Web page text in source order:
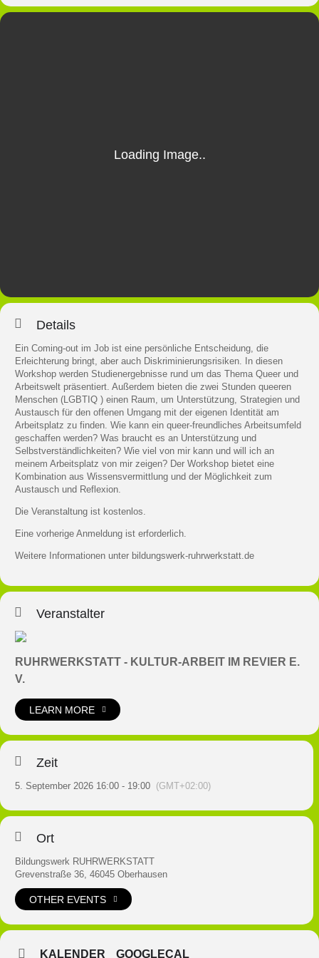
Details
Ein Coming-out im Job ist eine persönliche Entscheidung, die
Erleichterung bringt, aber auch Diskriminierungsrisiken. In diesen
Workshop werden Studienergebnisse rund um das Thema Queer und
Arbeitswelt präsentiert. Außerdem bieten die zwei Stunden queeren
Menschen (LGBTIQ ) einen Raum, um Unterstützung, Strategien und
Austausch für den offenen Umgang mit der eigenen Identität am
Arbeitsplatz zu finden. Wie kann ein queer-freundliches Arbeitsumfeld
geschaffen werden? Was braucht es an Unterstützung und
Selbstverständlichkeiten? Wie viel von mir kann und will ich an
meinem Arbeitsplatz von mir zeigen? Der Workshop bietet eine
Kombination aus Wissensvermittlung und der Möglichkeit zum
Austausch und Reflexion.
Die Veranstaltung ist kostenlos.
Eine vorherige Anmeldung ist erforderlich.
Weitere Informationen unter bildungswerk-ruhrwerkstatt.de
Veranstalter
RUHRWERKSTATT - KULTUR-ARBEIT IM REVIER E.
V.
LEARN MORE
Zeit
5. September 2026 16:00 - 19:00 (GMT+02:00)
Ort
Bildungswerk RUHRWERKSTATT
Grevenstraße 36, 46045 Oberhausen
OTHER EVENTS
KALENDER GOOGLECAL